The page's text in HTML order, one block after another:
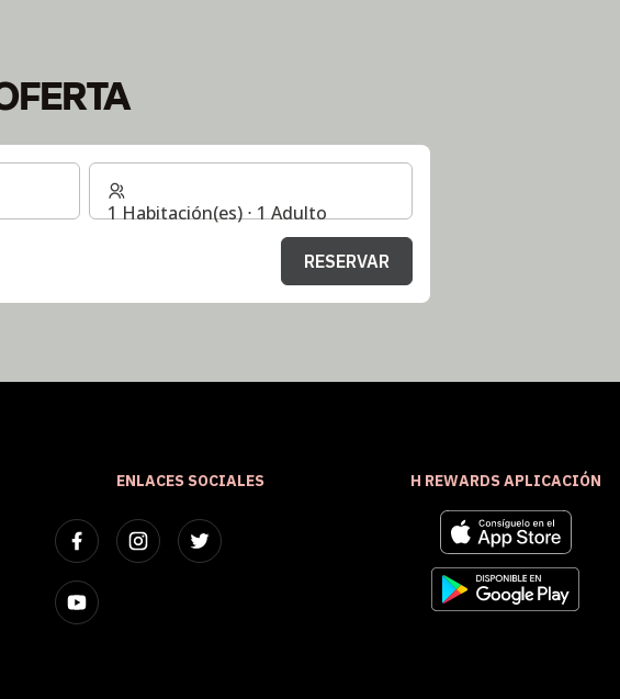
1 Habitación(es) ⋅ 1 Adulto
RESERVAR
ENLACES SOCIALES H REWARDS APLICACIÓN